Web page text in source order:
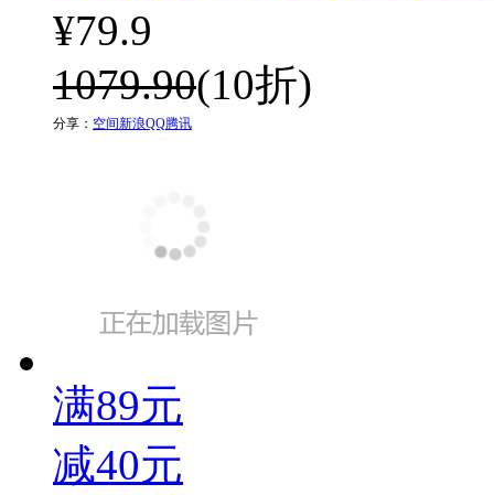
¥79.9
1079.90(10折)
分享： 空间新浪QQ腾讯
满89元
减40元